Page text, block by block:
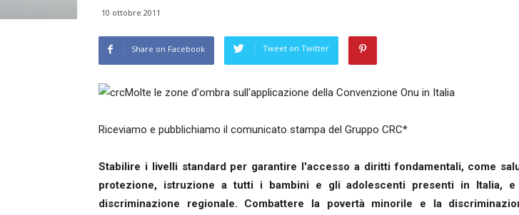
10 ottobre 2011
Share on Facebook Tweet on Twitter
Molte le zone d'ombra sull'applicazione della Convenzione Onu in Italia
Riceviamo e pubblichiamo il comunicato stampa del Gruppo CRC*
Stabilire i livelli standard per garantire l'accesso a diritti fondamentali, come
protezione, istruzione a tutti i bambini e gli adolescenti presenti in Italia, e
discriminazione regionale. Combattere la povertà minorile e la